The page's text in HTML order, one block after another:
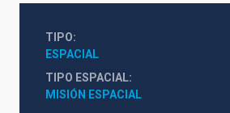
TIPO
ESPACIAL
TIPO ESPACIAL
MISIÓN ESPACIAL